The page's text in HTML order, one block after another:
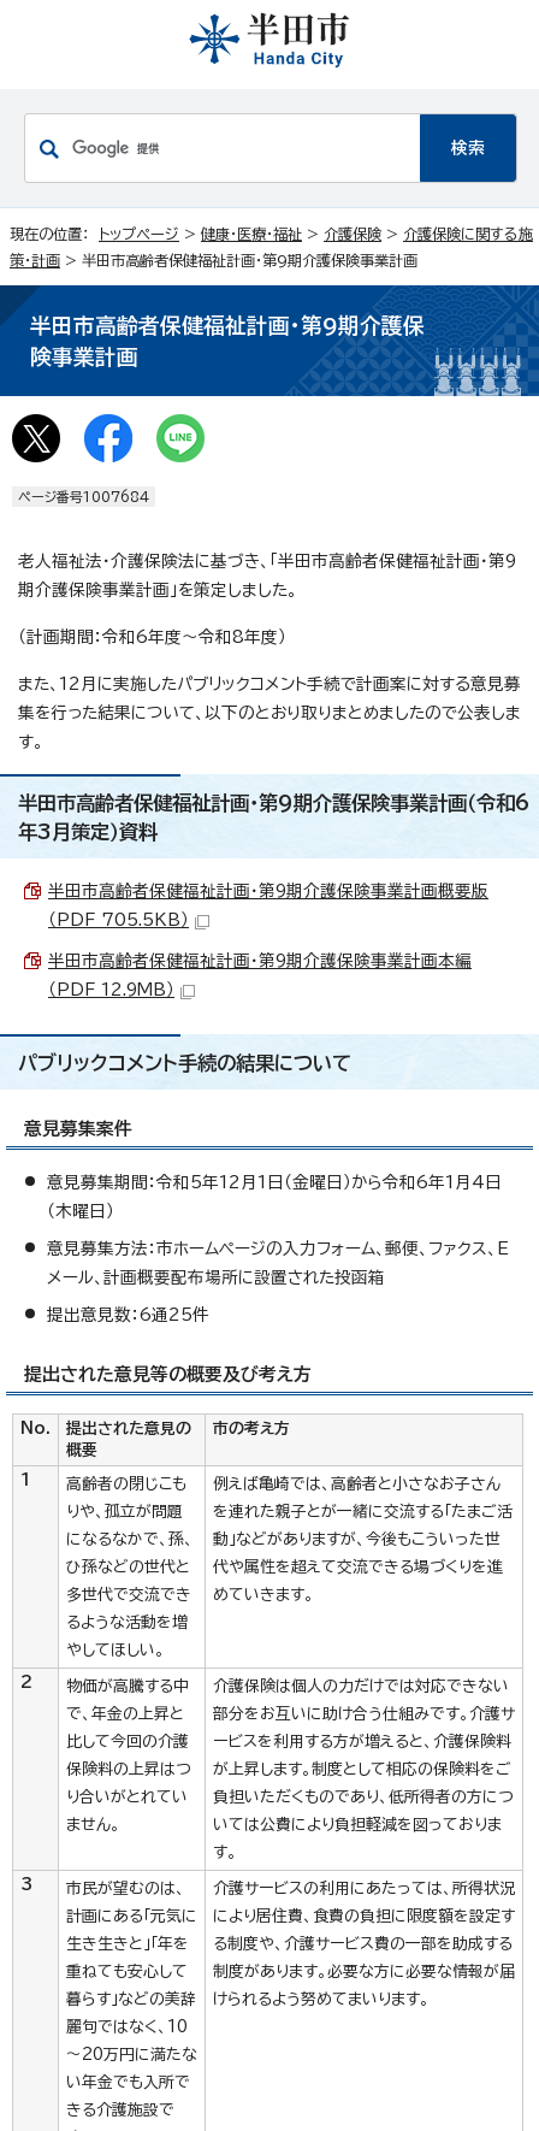
現在の位置： トップページ > 健康・医療・福祉 > 介護保険 > 介護保険に関する施
策・計画 > 半田市高齢者保健福祉計画・第9期介護保険事業計画
半田市高齢者保健福祉計画・第9期介護保
険事業計画
ページ番号1007684
老人福祉法・介護保険法に基づき、「半田市高齢者保健福祉計画・第9
期介護保険事業計画」を策定しました。
（計画期間：令和6年度～令和8年度）
また、12月に実施したパブリックコメント手続で計画案に対する意見募
集を行った結果について、以下のとおり取りまとめましたので公表しま
す。
半田市高齢者保健福祉計画・第9期介護保険事業計画（令和6
年3月策定）資料
半田市高齢者保健福祉計画・第9期介護保険事業計画概要版
（PDF 705.5KB）
半田市高齢者保健福祉計画・第9期介護保険事業計画本編
（PDF 12.9MB）
パブリックコメント手続の結果について
意見募集案件
意見募集期間：令和5年12月1日（金曜日）から令和6年1月4日
（木曜日）
意見募集方法：市ホームページの入力フォーム、郵便、ファクス、E
メール、計画概要配布場所に設置された投函箱
提出意見数：6通25件
提出された意見等の概要及び考え方
No.
提出された意見の
概要
市の考え方
1
高齢者の閉じこも
りや、孤立が問題
になるなかで、孫、
ひ孫などの世代と
多世代で交流でき
るような活動を増
やしてほしい。
例えば亀崎では、高齢者と小さなお子さん
を連れた親子とが一緒に交流する「たまご活
動」などがありますが、今後もこういった世
代や属性を超えて交流できる場づくりを進
めていきます。
2
物価が高騰する中
で、年金の上昇と
比して今回の介護
保険料の上昇はつ
り合いがとれてい
ません。
介護保険は個人の力だけでは対応できない
部分をお互いに助け合う仕組みです。介護サ
ービスを利用する方が増えると、介護保険料
が上昇します。制度として相応の保険料をご
負担いただくものであり、低所得者の方につ
いては公費により負担軽減を図っておりま
す。
3
市民が望むのは、
計画にある「元気に
生き生きと」「年を
重ねても安心して
暮らす」などの美辞
麗句ではなく、10
～20万円に満たな
い年金でも入所で
きる介護施設で
介護サービスの利用にあたっては、所得状況
により居住費、食費の負担に限度額を設定す
る制度や、介護サービス費の一部を助成する
制度があります。必要な方に必要な情報が届
けられるよう努めてまいります。